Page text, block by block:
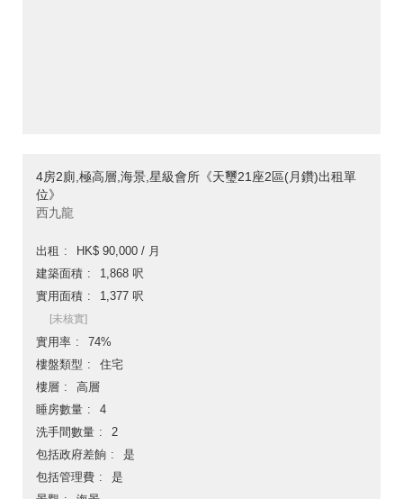
4房2廁,極高層,海景,星級會所《天璽21座2區(月鑽)出租單
位》
西九龍
出租
HK$ 90,000 / 月
建築面積
1,868 呎
實用面積
1,377 呎
[未核實]
實用率
74%
樓盤類型
住宅
樓層
高層
睡房數量
4
洗手間數量
2
包括政府差餉
是
包括管理費
是